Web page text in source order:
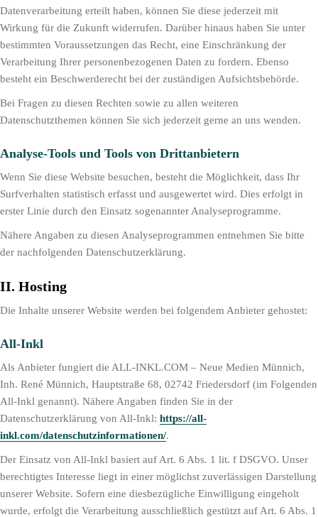
Datenverarbeitung erteilt haben, können Sie diese jederzeit mit
Wirkung für die Zukunft widerrufen. Darüber hinaus haben Sie unter
bestimmten Voraussetzungen das Recht, eine Einschränkung der
Verarbeitung Ihrer personenbezogenen Daten zu fordern. Ebenso
besteht ein Beschwerderecht bei der zuständigen Aufsichtsbehörde.
Bei Fragen zu diesen Rechten sowie zu allen weiteren
Datenschutzthemen können Sie sich jederzeit gerne an uns wenden.
Analyse-Tools und Tools von Dritt­anbietern
Wenn Sie diese Website besuchen, besteht die Möglichkeit, dass Ihr
Surfverhalten statistisch erfasst und ausgewertet wird. Dies erfolgt in
erster Linie durch den Einsatz sogenannter Analyseprogramme.
Nähere Angaben zu diesen Analyseprogrammen entnehmen Sie bitte
der nachfolgenden Datenschutzerklärung.
II. Hosting
Die Inhalte unserer Website werden bei folgendem Anbieter gehostet:
All-Inkl
Als Anbieter fungiert die ALL-INKL.COM – Neue Medien Münnich,
Inh. René Münnich, Hauptstraße 68, 02742 Friedersdorf (im Folgenden
All-Inkl genannt). Nähere Angaben finden Sie in der
Datenschutzerklärung von All-Inkl: https://all-
inkl.com/datenschutzinformationen/.
Der Einsatz von All-Inkl basiert auf Art. 6 Abs. 1 lit. f DSGVO. Unser
berechtigtes Interesse liegt in einer möglichst zuverlässigen Darstellung
unserer Website. Sofern eine diesbezügliche Einwilligung eingeholt
wurde, erfolgt die Verarbeitung ausschließlich gestützt auf Art. 6 Abs. 1